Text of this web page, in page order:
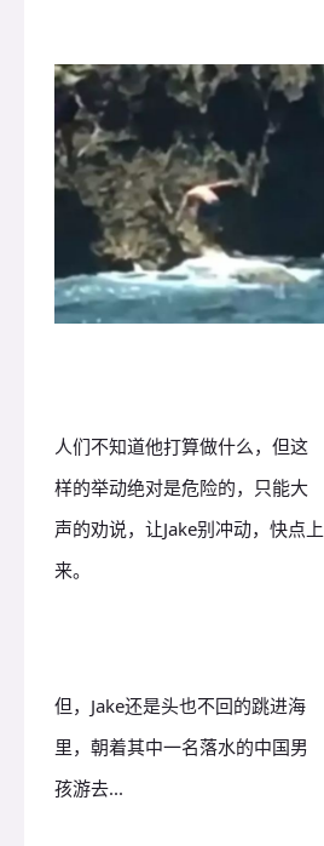
人们不知道他打算做什么，但这
样的举动绝对是危险的，只能大
声的劝说，让Jake别冲动，快点上
来。
但，Jake还是头也不回的跳进海
里，朝着其中一名落水的中国男
孩游去...